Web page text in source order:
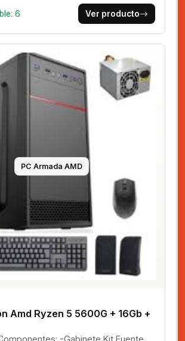
6 Ver producto
PC Armada AMD
Amd Ryzen 5 5600G + 16Gb +